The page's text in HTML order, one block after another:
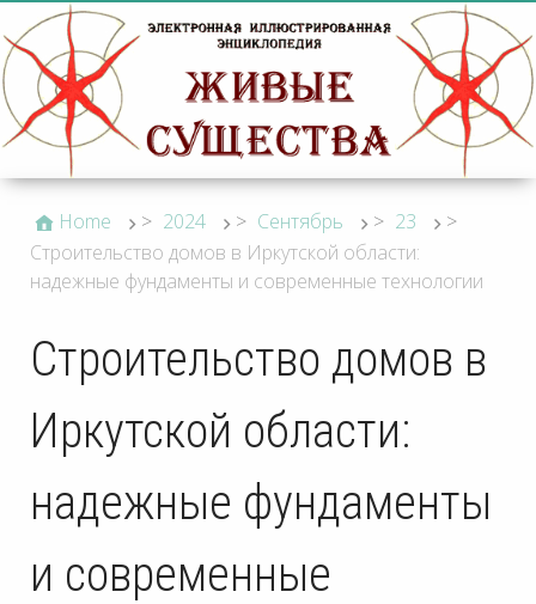
Home > 2024 > Сентябрь > 23
>
Строительство домов в Иркутской области:
надежные фундаменты и современные технологии
Строительство домов в
Иркутской области:
надежные фундаменты
и современные